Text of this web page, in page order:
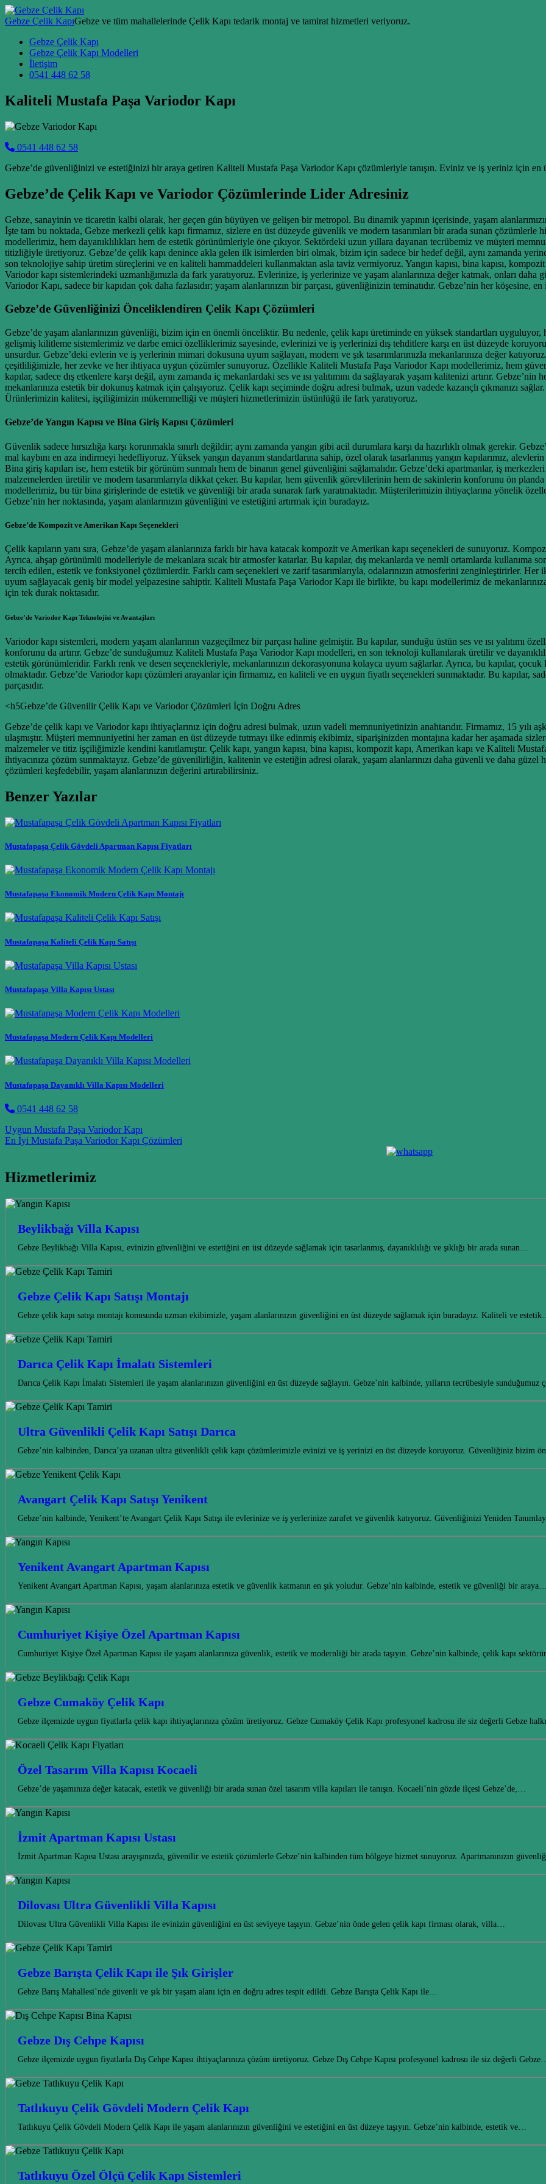
Skip to content
Gebze Çelik KapıGebze ve tüm mahallelerinde Çelik Kapı tedarik montaj ve tamirat hizmetleri veriyoruz.
Main Navigation
Gebze Çelik Kapı
Gebze Çelik Kapı Modelleri
İletişim
0541 448 62 58
Kaliteli Mustafa Paşa Variodor Kapı
0541 448 62 58
Gebze’de güvenliğinizi ve estetiğinizi bir araya getiren Kaliteli Mustafa Paşa Variodor Kapı çözümleriyle tanışın. Eviniz ve iş yeriniz için en
Gebze’de Çelik Kapı ve Variodor Çözümlerinde Lider Adresiniz
Gebze, sanayinin ve ticaretin kalbi olarak, her geçen gün büyüyen ve gelişen bir metropol. Bu dinamik yapının içerisinde, yaşam
İşte tam bu noktada, Gebze merkezli çelik kapı firmamız, sizlere en üst düzeyde güvenlik ve modern tasarımları bir arada sunan
modellerimiz, hem dayanıklılıkları hem de estetik görünümleriyle öne çıkıyor. Sektördeki uzun yıllara dayanan tecrübemiz ve müşteri
titizliğiyle üretiyoruz. Gebze’de çelik kapı denince akla gelen ilk isimlerden biri olmak, bizim için sadece bir hedef değil, aynı zamanda
son teknolojiye sahip üretim süreçlerini ve en kaliteli hammaddeleri kullanmaktan asla taviz vermiyoruz. Yangın kapısı, bina kapısı,
Variodor kapı sistemlerindeki uzmanlığımızla da fark yaratıyoruz. Evlerinize, iş yerlerinize ve yaşam alanlarınıza değer katmak, onları
Variodor Kapı, sadece bir kapıdan çok daha fazlasıdır; yaşam alanlarınızın bir parçası, güvenliğinizin teminatıdır. Gebze’nin her
Gebze’de Güvenliğinizi Önceliklendiren Çelik Kapı Çözümleri
Gebze’de yaşam alanlarınızın güvenliği, bizim için en önemli önceliktir. Bu nedenle, çelik kapı üretiminde en yüksek standartları
gelişmiş kilitleme sistemlerimiz ve darbe emici özelliklerimiz sayesinde, evlerinizi ve iş yerlerinizi dış tehditlere karşı en üst düzeyde
unsurdur. Gebze’deki evlerin ve iş yerlerinin mimari dokusuna uyum sağlayan, modern ve şık tasarımlarımızla mekanlarınıza değer
çeşitliliğimizle, her zevke ve her ihtiyaca uygun çözümler sunuyoruz. Özellikle Kaliteli Mustafa Paşa Variodor Kapı modellerimiz, hem
kapılar, sadece dış etkenlere karşı değil, aynı zamanda iç mekanlardaki ses ve ısı yalıtımını da sağlayarak yaşam kalitenizi artırır.
mekanlarınıza estetik bir dokunuş katmak için çalışıyoruz. Çelik kapı seçiminde doğru adresi bulmak, uzun vadede kazançlı çıkmanızı
Ürünlerimizin kalitesi, işçiliğimizin mükemmelliği ve müşteri hizmetlerimizin üstünlüğü ile fark yaratıyoruz.
Gebze’de Yangın Kapısı ve Bina Giriş Kapısı Çözümleri
Güvenlik sadece hırsızlığa karşı korunmakla sınırlı değildir; aynı zamanda yangın gibi acil durumlara karşı da hazırlıklı olmak gerekir.
mal kaybını en aza indirmeyi hedefliyoruz. Yüksek yangın dayanım standartlarına sahip, özel olarak tasarlanmış yangın kapılarımız,
Bina giriş kapıları ise, hem estetik bir görünüm sunmalı hem de binanın genel güvenliğini sağlamalıdır. Gebze’deki apartmanlar, iş
malzemelerden üretilir ve modern tasarımlarıyla dikkat çeker. Bu kapılar, hem güvenlik görevlilerinin hem de sakinlerin konforunu ön
modellerimiz, bu tür bina girişlerinde de estetik ve güvenliği bir arada sunarak fark yaratmaktadır. Müşterilerimizin ihtiyaçlarına yönelik
Gebze’nin her noktasında, yaşam alanlarınızın güvenliğini ve estetiğini artırmak için buradayız.
Gebze’de Kompozit ve Amerikan Kapı Seçenekleri
Çelik kapıların yanı sıra, Gebze’de yaşam alanlarınıza farklı bir hava katacak kompozit ve Amerikan kapı seçenekleri de sunuyoruz.
Ayrıca, ahşap görünümlü modelleriyle de mekanlara sıcak bir atmosfer katarlar. Bu kapılar, dış mekanlarda ve nemli ortamlarda kullanıma
tercih edilen, estetik ve fonksiyonel çözümlerdir. Farklı cam seçenekleri ve zarif tasarımlarıyla, odalarınızın atmosferini zenginleştirirler.
uyum sağlayacak geniş bir model yelpazesine sahiptir. Kaliteli Mustafa Paşa Variodor Kapı ile birlikte, bu kapı modellerimiz de
için tek durak noktasıdır.
Gebze’de Variodor Kapı Teknolojisi ve Avantajları
Variodor kapı sistemleri, modern yaşam alanlarının vazgeçilmez bir parçası haline gelmiştir. Bu kapılar, sunduğu üstün ses ve ısı yalıtımı
konforunu da artırır. Gebze’de sunduğumuz Kaliteli Mustafa Paşa Variodor Kapı modelleri, en son teknoloji kullanılarak üretilir ve
estetik görünümleridir. Farklı renk ve desen seçenekleriyle, mekanlarınızın dekorasyonuna kolayca uyum sağlarlar. Ayrıca, bu kapılar,
olmaktadır. Gebze’de Variodor kapı çözümleri arayanlar için firmamız, en kaliteli ve en uygun fiyatlı seçenekleri sunmaktadır. Bu kapılar,
parçasıdır.
<h5Gebze’de Güvenilir Çelik Kapı ve Variodor Çözümleri İçin Doğru Adres
Gebze’de çelik kapı ve Variodor kapı ihtiyaçlarınız için doğru adresi bulmak, uzun vadeli memnuniyetinizin anahtarıdır. Firmamız, 15 yılı
ulaşmıştır. Müşteri memnuniyetini her zaman en üst düzeyde tutmayı ilke edinmiş ekibimiz, siparişinizden montajına kadar her aşamada
malzemeler ve titiz işçiliğimizle kendini kanıtlamıştır. Çelik kapı, yangın kapısı, bina kapısı, kompozit kapı, Amerikan kapı ve Kaliteli
ihtiyacınıza çözüm sunmaktayız. Gebze’de güvenilirliğin, kalitenin ve estetiğin adresi olarak, yaşam alanlarınızı daha güvenli ve daha
çözümleri keşfedebilir, yaşam alanlarınızın değerini artırabilirsiniz.
Benzer Yazılar
Mustafapaşa Çelik Gövdeli Apartman Kapısı Fiyatları
Mustafapaşa Ekonomik Modern Çelik Kapı Montajı
Mustafapaşa Kaliteli Çelik Kapı Satışı
Mustafapaşa Villa Kapısı Ustası
Mustafapaşa Modern Çelik Kapı Modelleri
Mustafapaşa Dayanıklı Villa Kapısı Modelleri
0541 448 62 58
Post navigation
Uygun Mustafa Paşa Variodor Kapı
En İyi Mustafa Paşa Variodor Kapı Çözümleri
Hizmetlerimiz
Beylikbağı Villa Kapısı
Gebze Beylikbağı Villa Kapısı, evinizin güvenliğini ve estetiğini en üst düzeyde sağlamak için tasarlanmış, dayanıklılığı ve şıklığı bir arada sunan…
Gebze Çelik Kapı Satışı Montajı
Gebze çelik kapı satışı montajı konusunda uzman ekibimizle, yaşam alanlarınızın güvenliğini en üst düzeyde sağlamak için buradayız. Kaliteli ve
Darıca Çelik Kapı İmalatı Sistemleri
Darıca Çelik Kapı İmalatı Sistemleri ile yaşam alanlarınızın güvenliğini en üst düzeyde sağlayın. Gebze’nin kalbinde, yılların tecrübesiyle sunduğumuz
Ultra Güvenlikli Çelik Kapı Satışı Darıca
Gebze’nin kalbinden, Darıca’ya uzanan ultra güvenlikli çelik kapı çözümlerimizle evinizi ve iş yerinizi en üst düzeyde koruyoruz. Güvenliğiniz bizim
Avangart Çelik Kapı Satışı Yenikent
Gebze’nin kalbinde, Yenikent’te Avangart Çelik Kapı Satışı ile evlerinize ve iş yerlerinize zarafet ve güvenlik katıyoruz. Güvenliğinizi Yeniden
Yenikent Avangart Apartman Kapısı
Yenikent Avangart Apartman Kapısı, yaşam alanlarınıza estetik ve güvenlik katmanın en şık yoludur. Gebze’nin kalbinde, estetik ve güvenliği bir
Cumhuriyet Kişiye Özel Apartman Kapısı
Cumhuriyet Kişiye Özel Apartman Kapısı ile yaşam alanlarınıza güvenlik, estetik ve modernliği bir arada taşıyın. Gebze’nin kalbinde, çelik kapı
Gebze Cumaköy Çelik Kapı
Gebze ilçemizde uygun fiyatlarla çelik kapı ihtiyaçlarınıza çözüm üretiyoruz. Gebze Cumaköy Çelik Kapı profesyonel kadrosu ile siz değerli Gebze
Özel Tasarım Villa Kapısı Kocaeli
Gebze’de yaşamınıza değer katacak, estetik ve güvenliği bir arada sunan özel tasarım villa kapıları ile tanışın. Kocaeli’nin gözde ilçesi Gebze’de,…
İzmit Apartman Kapısı Ustası
İzmit Apartman Kapısı Ustası arayışınızda, güvenilir ve estetik çözümlerle Gebze’nin kalbinden tüm bölgeye hizmet sunuyoruz. Apartmanınızın
Dilovası Ultra Güvenlikli Villa Kapısı
Dilovası Ultra Güvenlikli Villa Kapısı ile evinizin güvenliğini en üst seviyeye taşıyın. Gebze’nin önde gelen çelik kapı firması olarak, villa…
Gebze Barışta Çelik Kapı ile Şık Girişler
Gebze Barış Mahallesi’nde güvenli ve şık bir yaşam alanı için en doğru adres tespit edildi. Gebze Barışta Çelik Kapı ile…
Gebze Dış Cehpe Kapısı
Gebze ilçemizde uygun fiyatlarla Dış Cehpe Kapısı ihtiyaçlarınıza çözüm üretiyoruz. Gebze Dış Cehpe Kapısı profesyonel kadrosu ile siz değerli
Tatlıkuyu Çelik Gövdeli Modern Çelik Kapı
Tatlıkuyu Çelik Gövdeli Modern Çelik Kapı ile yaşam alanlarınızın güvenliğini ve estetiğini en üst düzeye taşıyın. Gebze’nin kalbinde, estetik ve…
Tatlıkuyu Özel Ölçü Çelik Kapı Sistemleri